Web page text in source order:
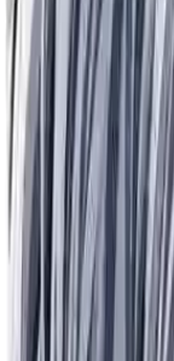
4.1
Yazar
Alev
Tür
İlham
Yayınlanma
12
Bu Yazı
Gençlik
gelişimini
karakter
Trendler,
içerikler